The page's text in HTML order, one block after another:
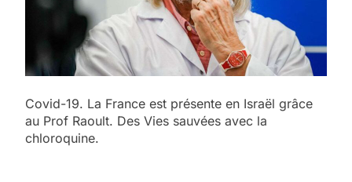
Covid-19. La France est présente en Israël grâce
au Prof Raoult. Des Vies sauvées avec la
chloroquine.